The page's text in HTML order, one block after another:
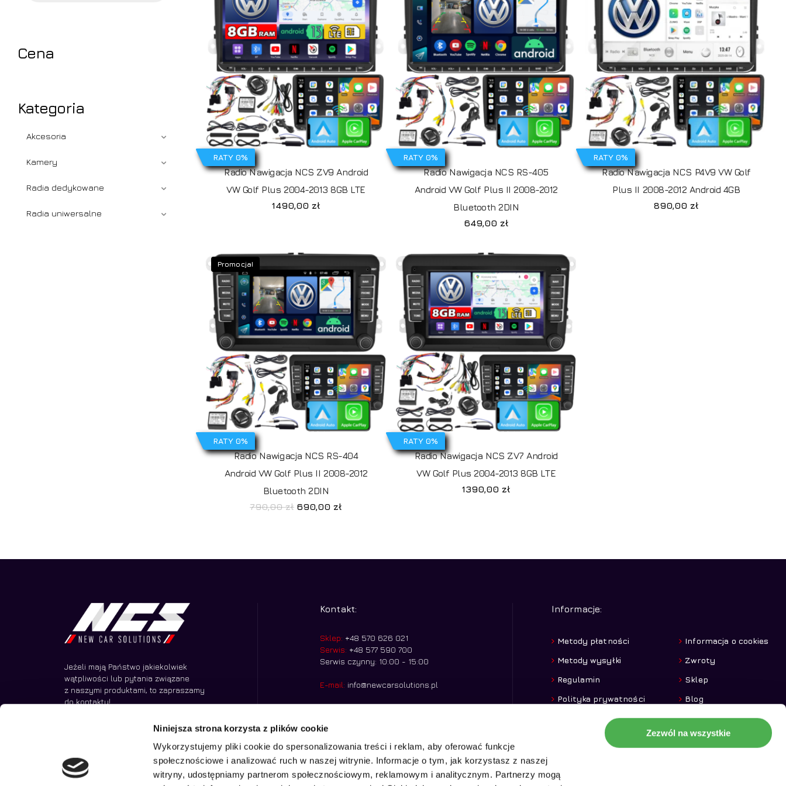
Niniejsza strona korzysta z plików cookie
Wykorzystujemy pliki cookie do spersonalizowania treści i reklam, aby oferować funkcje
społecznościowe i analizować ruch w naszej witrynie. Informacje o tym, jak korzystasz z naszej
witryny, udostępniamy partnerom społecznościowym, reklamowym i analitycznym. Partnerzy mogą
Zezwól na wszystkie
Brak produktów w koszyku.
Cena
Kategoria
Akcesoria
Kamery
Radia dedykowane
Radia uniwersalne
RATY 0%
Radio Nawigacja NCS ZV9 Android
VW Golf Plus 2004-2013 8GB LTE
1490,00zł
RATY 0%
Radio Nawigacja NCS RS-405
Android VW Golf Plus II 2008-2012
Bluetooth 2DIN
649,00 zł
RATY 0%
Radio Nawigacja NCS P4V9 VW Golf
Plus II 2008-2012 Android 4GB
890,00zł
Promocja!
RATY 0%
Radio Nawigacja NCS RS-404
Android VW Golf Plus II 2008-2012
Bluetooth 2DIN
790,00zł Pierwotna
690,00zł
RATY 0%
Radio Nawigacja NCS ZV7 Android
VW Golf Plus 2004-2013 8GB LTE
1390,00zł
Jeżeli mają Państwo jakiekolwiek
wątpliwości lub pytania związane
z naszymi produktami, to zapraszamy
do kontaktu!
Kontakt:
Sklep: +48 570 626 021
Serwis: +48 577 590 700
Serwis czynny: 10:00 - 15:00
E-mail: info@newcarsolutions.pl
Cieszyn
Informacje:
Metody płatności
Metody wysyłki
Regulamin
Polityka prywatności
Informacja o cookies
Zwroty
Sklep
Blog